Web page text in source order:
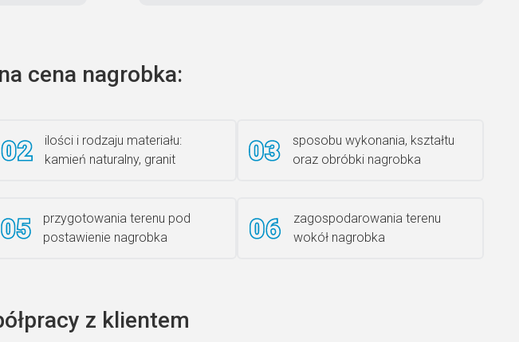
Rzeźba ANZK-60-BR-L
cena nagrobka:
ilości i rodzaju materiału:
kamień naturalny, granit
sposobu wykonania, kształtu
oraz obróbki nagrobka
przygotowania terenu pod
postawienie nagrobka
zagospodarowania terenu
wokół nagrobka
z klientem